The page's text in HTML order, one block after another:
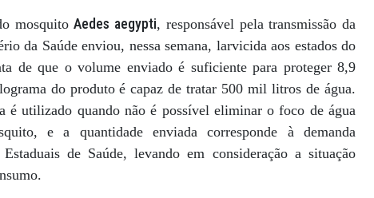
mosquitoAedes aegypti, responsável pela transmissão da
da Saúde enviou, nessa semana, larvicida aos estados do
de que o volume enviado é suficiente para proteger 8,9
do produto é capaz de tratar 500 mil litros de água.
utilizado quando não é possível eliminar o foco de água
e a quantidade enviada corresponde à demanda
de Saúde, levando em consideração a situação